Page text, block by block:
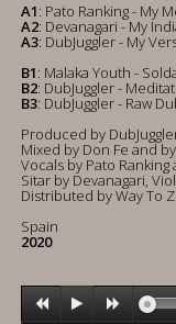
A1: Pato Ranking - My
A2: Devanagari - My
A3: DubJuggler - My
B1: Malaka Youth -
B2: DubJuggler -
B3: DubJuggler - Raw
Produced by
Mixed by Don Fe and
Vocals by Pato Ranking
Sitar by Devanagari,
Distributed by Way To
Spain
2020